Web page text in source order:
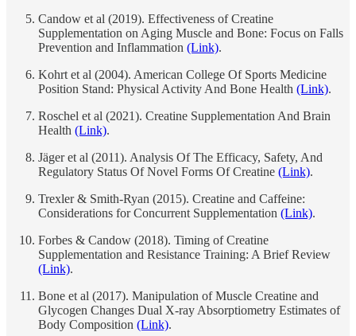
Candow et al (2019). Effectiveness of Creatine
Supplementation on Aging Muscle and Bone: Focus on Falls
Prevention and Inflammation (Link).
Kohrt et al (2004). American College Of Sports Medicine
Position Stand: Physical Activity And Bone Health (Link).
Roschel et al (2021). Creatine Supplementation And Brain
Health (Link).
Jäger et al (2011). Analysis Of The Efficacy, Safety, And
Regulatory Status Of Novel Forms Of Creatine (Link).
Trexler & Smith-Ryan (2015). Creatine and Caffeine:
Considerations for Concurrent Supplementation (Link).
Forbes & Candow (2018). Timing of Creatine
Supplementation and Resistance Training: A Brief Review
(Link).
Bone et al (2017). Manipulation of Muscle Creatine and
Glycogen Changes Dual X-ray Absorptiometry Estimates of
Body Composition (Link).